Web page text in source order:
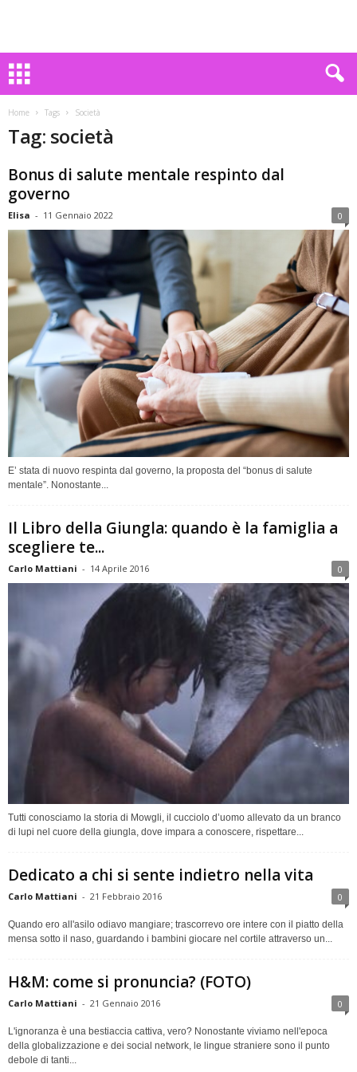
Home Tags Società
Tag: società
Bonus di salute mentale respinto dal
governo
Elisa - 11 Gennaio 2022 0
E’ stata di nuovo respinta dal governo, la proposta del “bonus di salute
mentale”. Nonostante...
Il Libro della Giungla: quando è la famiglia a
scegliere te...
Carlo Mattiani - 14 Aprile 2016 0
Tutti conosciamo la storia di Mowgli, il cucciolo d’uomo allevato da un branco
di lupi nel cuore della giungla, dove impara a conoscere, rispettare...
Dedicato a chi si sente indietro nella vita
Carlo Mattiani - 21 Febbraio 2016 0
Quando ero all'asilo odiavo mangiare; trascorrevo ore intere con il piatto della
mensa sotto il naso, guardando i bambini giocare nel cortile attraverso un...
H&M: come si pronuncia? (FOTO)
Carlo Mattiani - 21 Gennaio 2016 0
L'ignoranza è una bestiaccia cattiva, vero? Nonostante viviamo nell'epoca
della globalizzazione e dei social network, le lingue straniere sono il punto
debole di tanti...